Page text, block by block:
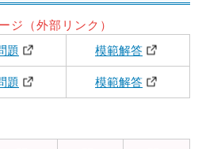
ジ（外部リンク）
題 模範解答
題 模範解答